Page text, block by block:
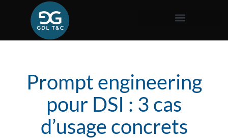
Prompt engineering
pour DSI : 3 cas
d’usage concrets